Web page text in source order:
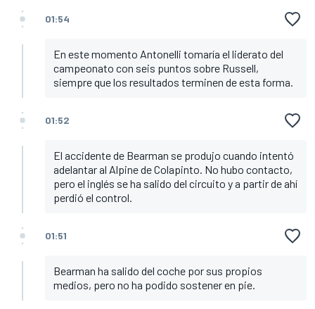
01:54
En este momento Antonelli tomaría el liderato del
campeonato con seis puntos sobre Russell,
siempre que los resultados terminen de esta forma.
01:52
El accidente de Bearman se produjo cuando intentó
adelantar al Alpine de Colapinto. No hubo contacto,
pero el inglés se ha salido del circuito y a partir de ahí
perdió el control.
01:51
Bearman ha salido del coche por sus propios
medios, pero no ha podido sostener en pie.